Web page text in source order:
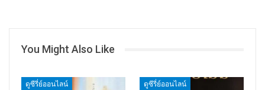
You Might Also Like
ดูซีรี่ย์ออนไลน์ ดูซีรี่ย์ออนไลน์